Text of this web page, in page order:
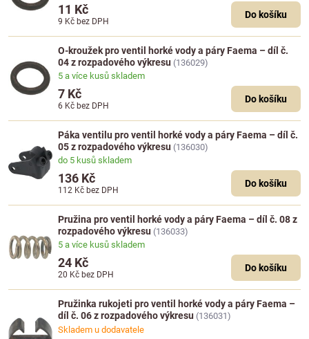
11 Kč
9 Kč bez DPH
Do košíku
O-kroužek pro ventil horké vody a páry Faema – díl č.
04 z rozpadového výkresu (136029)
5 a více kusů skladem
7 Kč
6 Kč bez DPH
Do košíku
Páka ventilu pro ventil horké vody a páry Faema – díl č.
05 z rozpadového výkresu (136030)
do 5 kusů skladem
136 Kč
112 Kč bez DPH
Do košíku
Pružina pro ventil horké vody a páry Faema – díl č. 08 z
rozpadového výkresu (136033)
5 a více kusů skladem
24 Kč
20 Kč bez DPH
Do košíku
Pružinka rukojeti pro ventil horké vody a páry Faema –
díl č. 06 z rozpadového výkresu (136031)
Skladem u dodavatele